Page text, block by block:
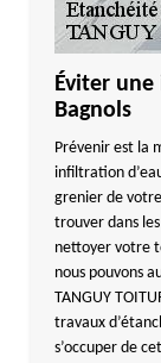
Éviter
Bagnols
Prévenir est la
infiltration
grenier de
trouver dans
nettoyer votre
nous pouvons
TANGUY
travaux
s’occuper de